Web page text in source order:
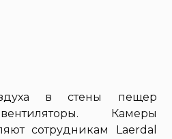
в стены пещер
Камеры
сотрудникам Laerdal